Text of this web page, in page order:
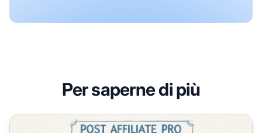
Per saperne di più
Aggiornamenti di Post Affiliate Pro Ottobre 2023: